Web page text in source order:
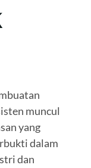
muncul
yang
dalam
dan